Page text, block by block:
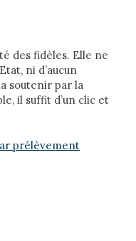
des fidèles. Elle ne
ni d’aucun
soutenir par la
il suffit d’un clic et
prélèvement